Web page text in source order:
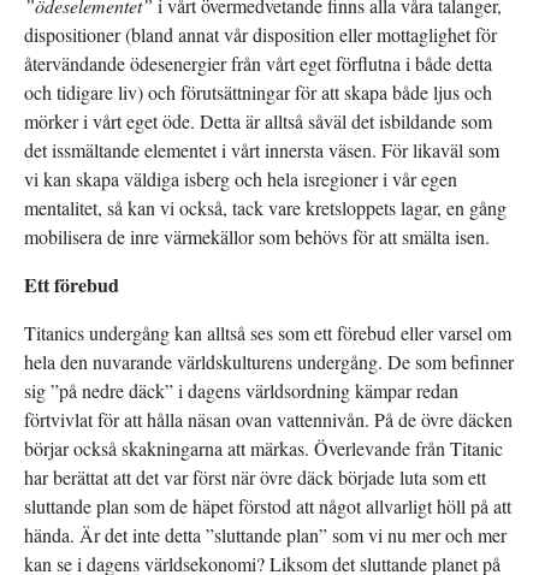
”ödeselementet” i vårt övermedvetande finns alla våra talanger,
dispositioner (bland annat vår disposition eller mottaglighet för
återvändande ödesenergier från vårt eget förflutna i både detta
och tidigare liv) och förutsättningar för att skapa både ljus och
mörker i vårt eget öde. Detta är alltså såväl det isbildande som
det issmältande elementet i vårt innersta väsen. För likaväl som
vi kan skapa väldiga isberg och hela isregioner i vår egen
mentalitet, så kan vi också, tack vare kretsloppets lagar, en gång
mobilisera de inre värmekällor som behövs för att smälta isen.
Ett förebud
Titanics undergång kan alltså ses som ett förebud eller varsel om
hela den nuvarande världskulturens undergång. De som befinner
sig ”på nedre däck” i dagens världsordning kämpar redan
förtvivlat för att hålla näsan ovan vattennivån. På de övre däcken
börjar också skakningarna att märkas. Överlevande från Titanic
har berättat att det var först när övre däck började luta som ett
sluttande plan som de häpet förstod att något allvarligt höll på att
hända. Är det inte detta ”sluttande plan” som vi nu mer och mer
kan se i dagens världsekonomi? Liksom det sluttande planet på